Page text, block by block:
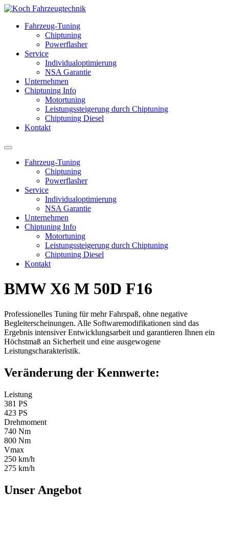
Fahrzeug-Tuning
Chiptuning
Powerflasher
Service
Individualoptimierung
NSA Garantie
Unternehmen
Chiptuning Info
Motortuning
Leistungssteigerung durch Chiptuning
Chiptuning Diesel
Kontakt
Fahrzeug-Tuning
Chiptuning
Powerflasher
Service
Individualoptimierung
NSA Garantie
Unternehmen
Chiptuning Info
Motortuning
Leistungssteigerung durch Chiptuning
Chiptuning Diesel
Kontakt
BMW X6 M 50D F16
Professionelles Tuning für mehr Fahrspaß, ohne negative
Begleiterscheinungen. Alle Softwaremodifikationen sind das
Ergebnis intensiver Entwicklungsarbeit und garantieren Ihnen ein
Höchstmaß an Sicherheit und eine ausgewogene
Leistungscharakteristik.
Veränderung der Kennwerte:
Leistung
381 PS
423 PS
Drehmoment
740 Nm
800 Nm
Vmax
250 km/h
275 km/h
Unser Angebot